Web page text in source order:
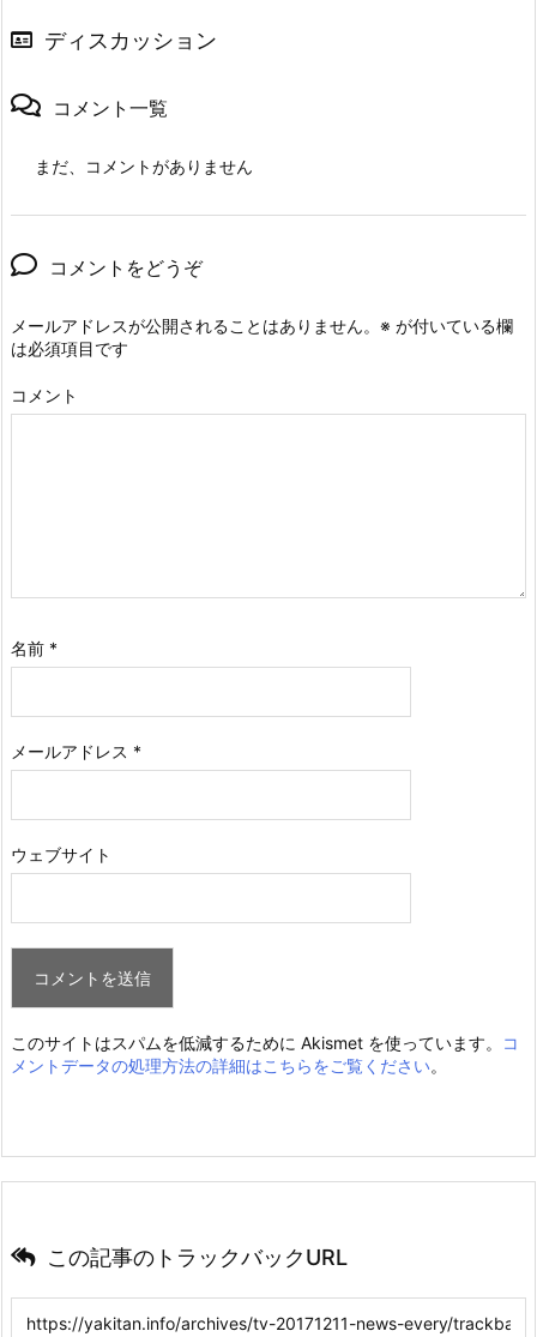
ディスカッション
コメント一覧
まだ、コメントがありません
コメントをどうぞ
メールアドレスが公開されることはありません。 ※ が付いている欄
は必須項目です
コメント
名前 *
メールアドレス *
ウェブサイト
このサイトはスパムを低減するために Akismet を使っています。
コ
メントデータの処理方法の詳細はこちらをご覧ください。
この記事のトラックバックURL